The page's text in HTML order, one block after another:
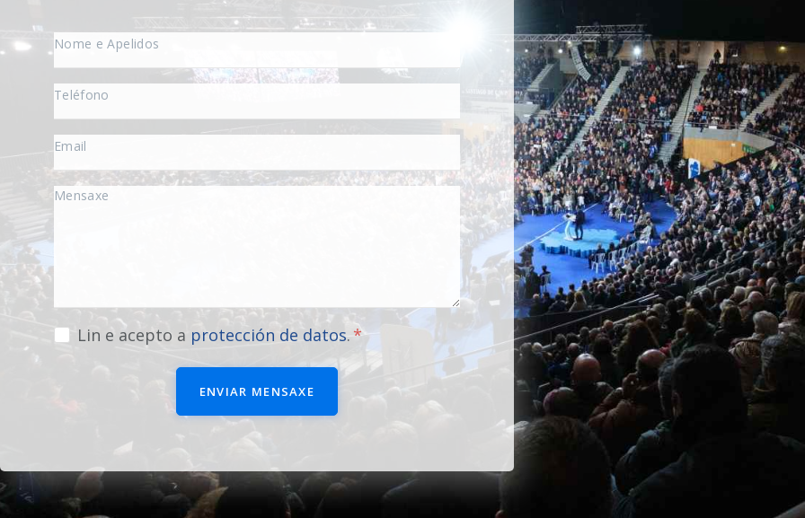
Lin e acepto a protección de datos.
ENVIAR MENSAXE